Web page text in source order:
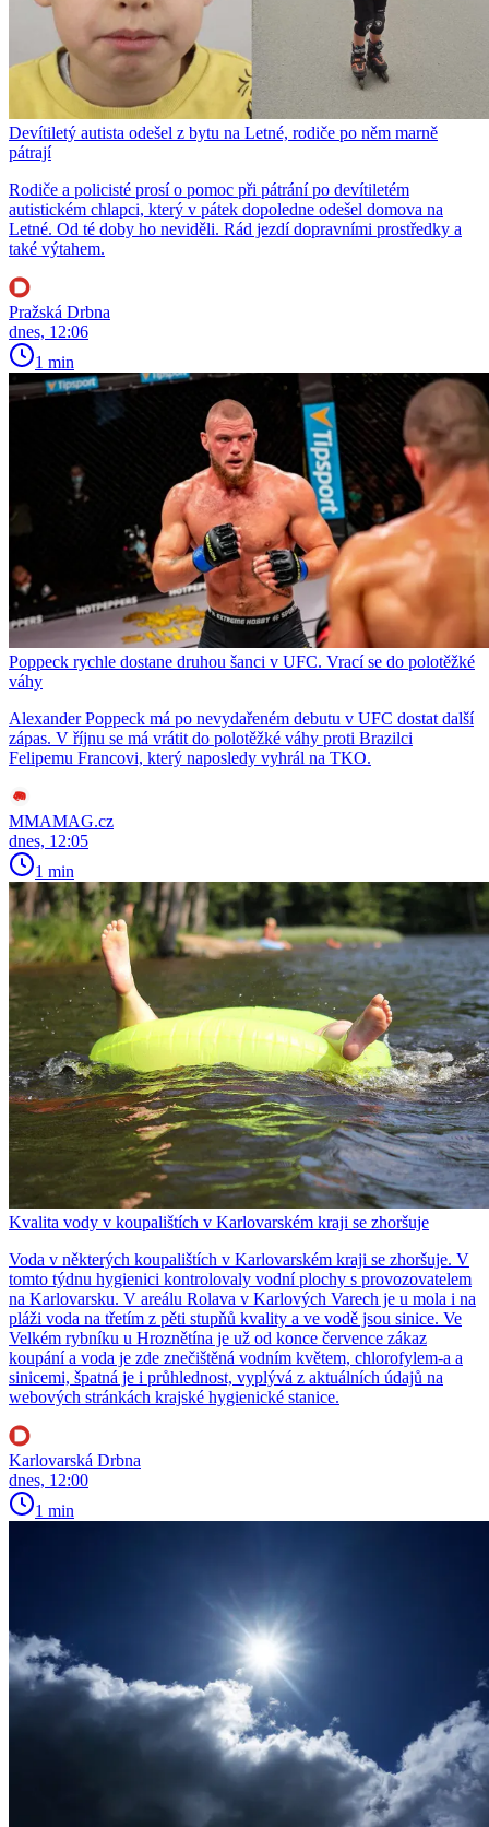
Devítiletý autista odešel z bytu na Letné, rodiče po něm marně
pátrají
Rodiče a policisté prosí o pomoc při pátrání po devítiletém
autistickém chlapci, který v pátek dopoledne odešel domova na
Letné. Od té doby ho neviděli. Rád jezdí dopravními prostředky a
také výtahem.
Pražská Drbna
dnes, 12:06
1 min
Poppeck rychle dostane druhou šanci v UFC. Vrací se do polotěžké
váhy
Alexander Poppeck má po nevydařeném debutu v UFC dostat další
zápas. V říjnu se má vrátit do polotěžké váhy proti Brazilci
Felipemu Francovi, který naposledy vyhrál na TKO.
MMAMAG.cz
dnes, 12:05
1 min
Kvalita vody v koupalištích v Karlovarském kraji se zhoršuje
Voda v některých koupalištích v Karlovarském kraji se zhoršuje. V
tomto týdnu hygienici kontrolovaly vodní plochy s provozovatelem
na Karlovarsku. V areálu Rolava v Karlových Varech je u mola i na
pláži voda na třetím z pěti stupňů kvality a ve vodě jsou sinice. Ve
Velkém rybníku u Hroznětína je už od konce července zákaz
koupání a voda je zde znečištěná vodním květem, chlorofylem-a a
sinicemi, špatná je i průhlednost, vyplývá z aktuálních údajů na
webových stránkách krajské hygienické stanice.
Karlovarská Drbna
dnes, 12:00
1 min